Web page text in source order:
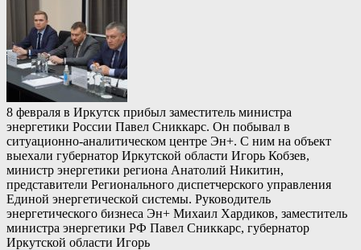
8 февраля в Иркутск прибыл заместитель министра
энергетики России Павел Сниккарс. Он побывал в
ситуационно-аналитическом центре Эн+. С ним на объект
выехали губернатор Иркутской области Игорь Кобзев,
министр энергетики региона Анатолий Никитин,
представители Регионального диспетчерского управления
Единой энергетической системы. Руководитель
энергетического бизнеса Эн+ Михаил Хардиков, заместитель
министра энергетики РФ Павел Сниккарс, губернатор
Иркутской области Игорь